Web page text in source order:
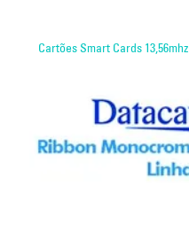
Cartões Smart Cards